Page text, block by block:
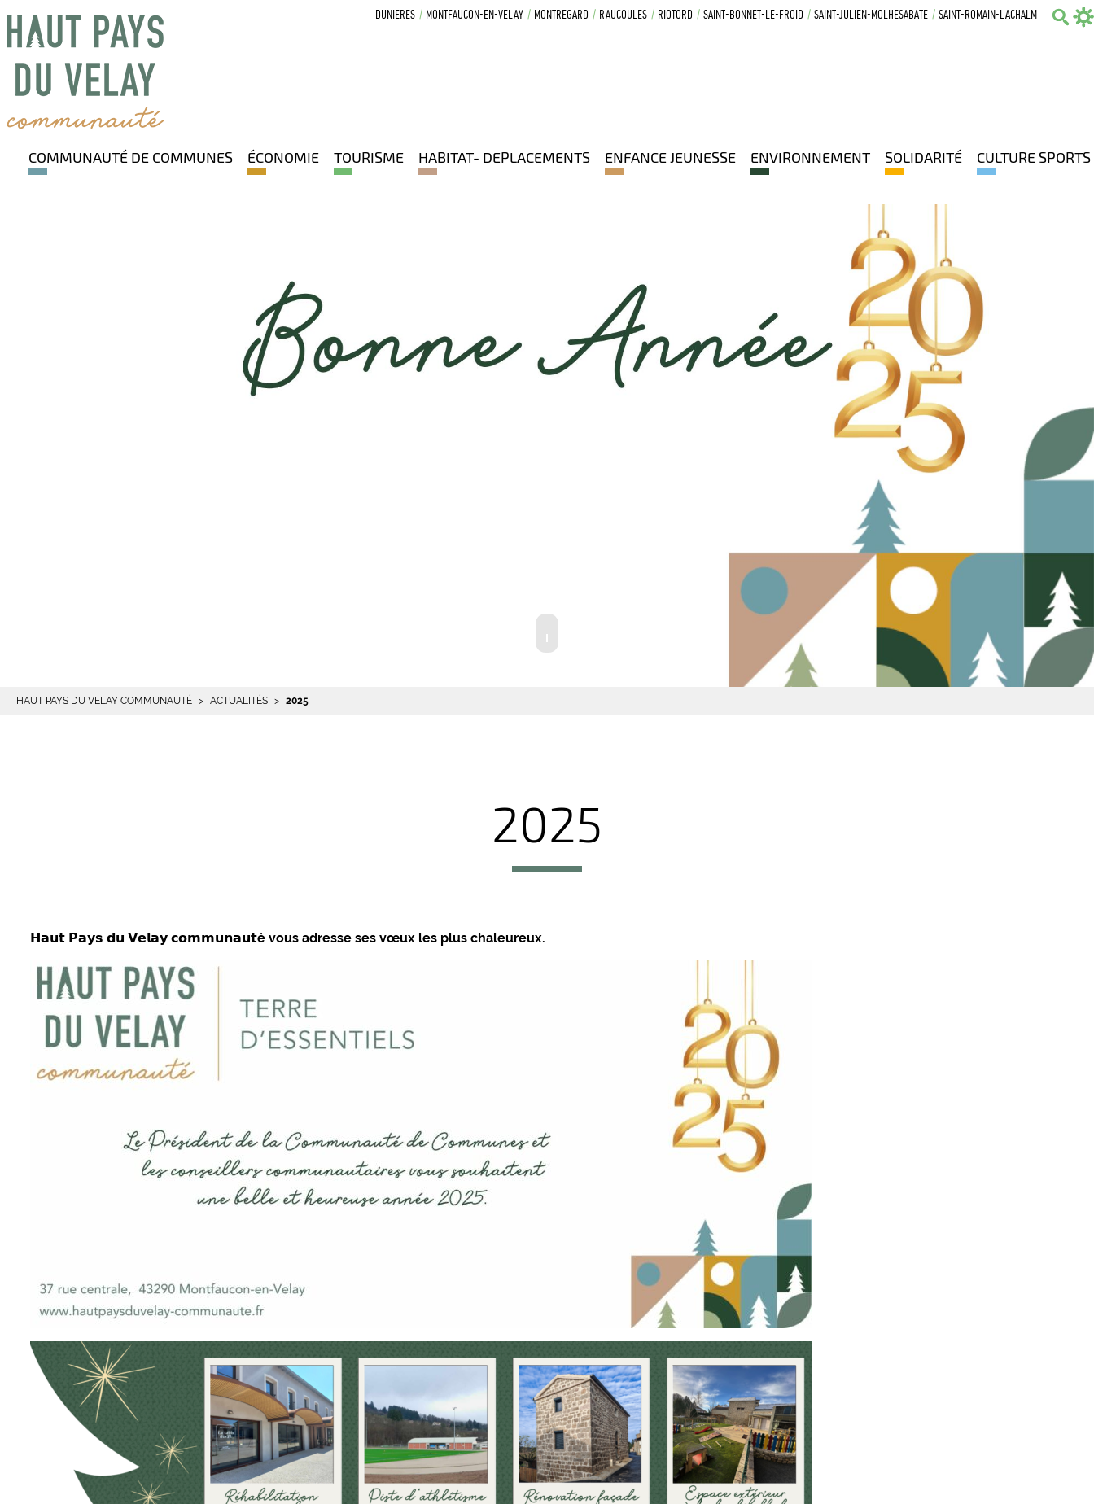
DUNIERES MONTFAUCON-EN-VELAY MONTREGARD RAUCOULES RIOTORD SAINT-BONNET-LE-FROID SAINT-JULIEN-MOLHESABATE SAINT-ROMAIN-LACHALM
COMMUNAUTÉ DE COMMUNES ÉCONOMIE TOURISME HABITAT- DEPLACEMENTS ENFANCE JEUNESSE ENVIRONNEMENT SOLIDARITÉ CULTURE SPORTS
HAUT PAYS DU VELAY COMMUNAUTÉ ACTUALITÉS 2025
2025
𝗛𝗮𝘂𝘁 𝗣𝗮𝘆𝘀 𝗱𝘂 𝗩𝗲𝗹𝗮𝘆 𝗰𝗼𝗺𝗺𝘂𝗻𝗮𝘂𝘁é vous adresse ses vœux les plus chaleureux.